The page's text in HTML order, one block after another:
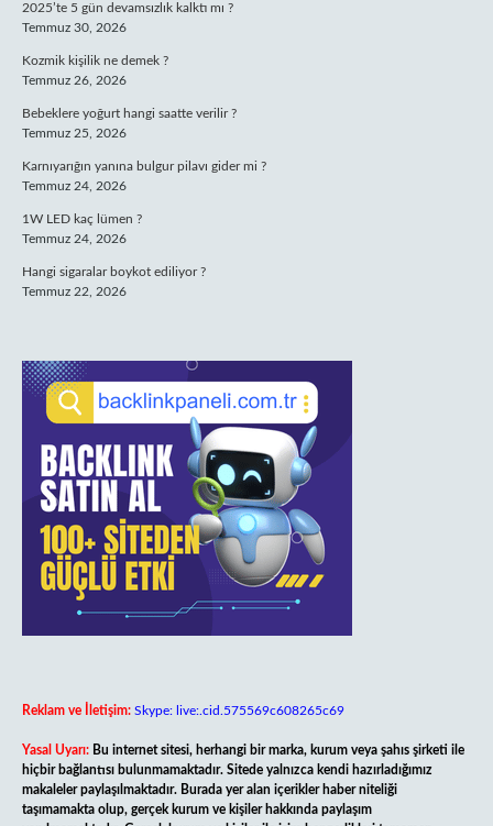
2025’te 5 gün devamsızlık kalktı mı ?
Temmuz 30, 2026
Kozmik kişilik ne demek ?
Temmuz 26, 2026
Bebeklere yoğurt hangi saatte verilir ?
Temmuz 25, 2026
Karnıyarığın yanına bulgur pilavı gider mi ?
Temmuz 24, 2026
1W LED kaç lümen ?
Temmuz 24, 2026
Hangi sigaralar boykot ediliyor ?
Temmuz 22, 2026
Reklam ve İletişim: Skype: live:.cid.575569c608265c69
Yasal Uyarı: Bu internet sitesi, herhangi bir marka, kurum veya şahıs şirketi ile
hiçbir bağlantısı bulunmamaktadır. Sitede yalnızca kendi hazırladığımız
makaleler paylaşılmaktadır. Burada yer alan içerikler haber niteliği
taşımamakta olup, gerçek kurum ve kişiler hakkında paylaşım